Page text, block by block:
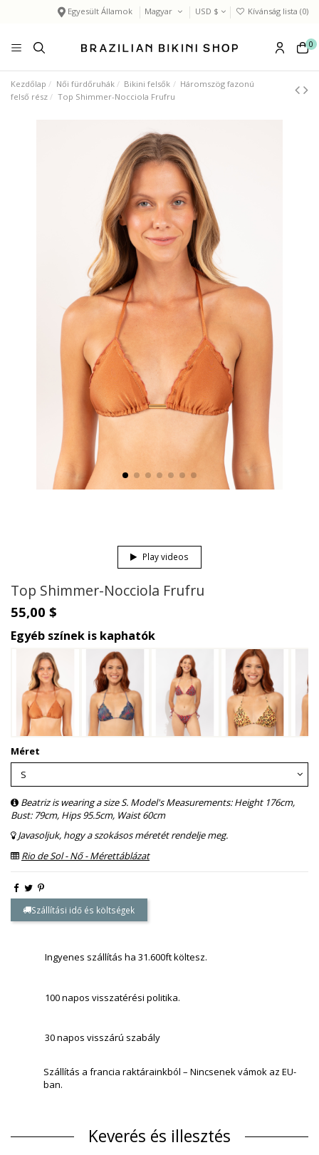
Egyesült Államok Magyar USD $ Kívánság lista (0)
0
Kezdőlap Női fürdőruhák Bikini felsők
Háromszög fazonú
felső rész
Top Shimmer-Nocciola Frufru
Play videos
Top Shimmer-Nocciola Frufru
55,00 $
Egyéb színek is kaphatók
Méret
Beatriz is wearing a size S. Model's Measurements: Height 176cm,
Bust: 79cm, Hips 95.5cm, Waist 60cm
Javasoljuk, hogy a szokásos méretét rendelje meg.
Rio de Sol - Nő - Mérettáblázat
Szállítási idő és költségek
Ingyenes szállítás ha 31.600ft költesz.
100 napos visszatérési politika.
30 napos visszárú szabály
Szállítás a francia raktárainkból – Nincsenek vámok az EU-
ban.
Keverés és illesztés